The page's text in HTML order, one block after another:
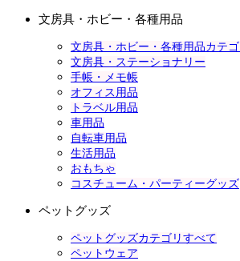
文房具・ホビー・各種用品
文房具・ホビー・各種用品カテ
文房具・ステーショナリー
手帳・メモ帳
オフィス用品
トラベル用品
車用品
自転車用品
生活用品
おもちゃ
コスチューム・パーティーグッズ
ペットグッズ
ペットグッズカテゴリすべて
ペットウェア